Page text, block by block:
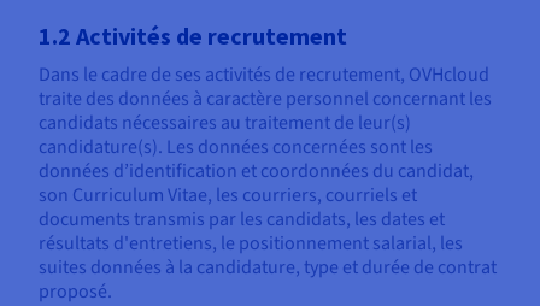
1.2 Activités de recrutement
Dans le cadre de ses activités de recrutement, OVHcloud
traite des données à caractère personnel concernant les
candidats nécessaires au traitement de leur(s)
candidature(s). Les données concernées sont les
données d’identification et coordonnées du candidat,
son Curriculum Vitae, les courriers, courriels et
documents transmis par les candidats, les dates et
résultats d'entretiens, le positionnement salarial, les
suites données à la candidature, type et durée de contrat
proposé.